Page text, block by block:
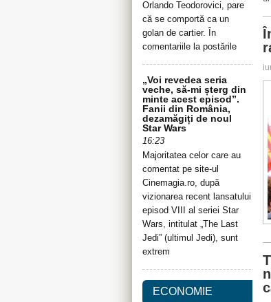
Orlando Teodorovici, pare
că se comportă ca un
golan de cartier. În
comentariile la postările
„Voi revedea seria
veche, să-mi șterg din
minte acest episod”.
Fanii din România,
dezamăgiți de noul
Star Wars
16:23
Majoritatea celor care au
comentat pe site-ul
Cinemagia.ro, după
vizionarea recent lansatului
episod VIII al seriei Star
Wars, intitulat „The Last
Jedi” (ultimul Jedi), sunt
extrem
ECONOMIE